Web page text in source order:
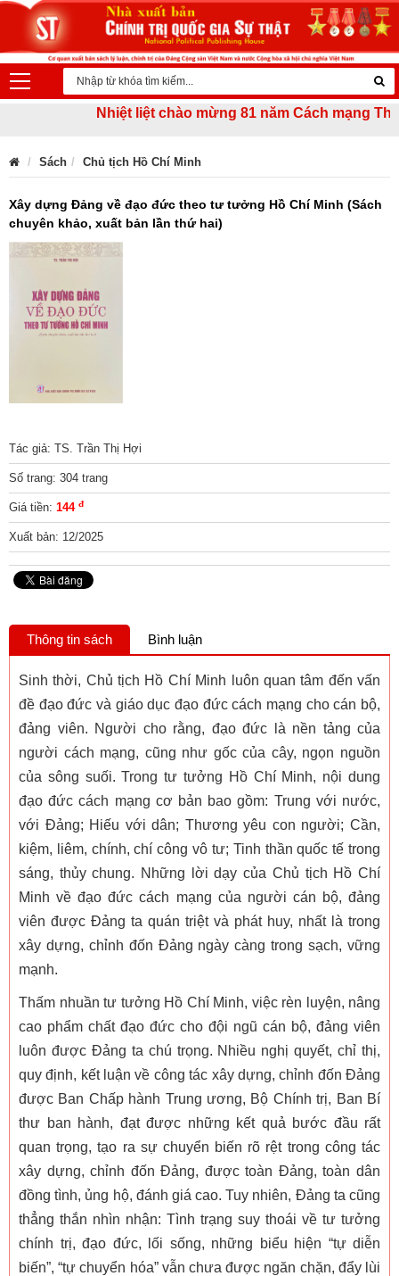
Nhiệt liệt chào mừng 81 năm Cách mạng
Sách Chủ tịch Hồ Chí Minh
Xây dựng Đảng về đạo đức theo tư tưởng Hồ Chí Minh (Sách
chuyên khảo, xuất bản lần thứ hai)
Tác giả: TS. Trần Thị Hợi
Số trang: 304 trang
Giá tiền: 144 đ
Xuất bản: 12/2025
Thông tin sách Bình luận
Sinh thời, Chủ tịch Hồ Chí Minh luôn quan tâm đến vấn
đề đạo đức và giáo dục đạo đức cách mạng cho cán bộ,
đảng viên. Người cho rằng, đạo đức là nền tảng của
người cách mạng, cũng như gốc của cây, ngọn nguồn
của sông suối. Trong tư tưởng Hồ Chí Minh, nội dung
đạo đức cách mạng cơ bản bao gồm: Trung với nước,
với Đảng; Hiếu với dân; Thương yêu con người; Cần,
kiệm, liêm, chính, chí công vô tư; Tinh thần quốc tế trong
sáng, thủy chung. Những lời dạy của Chủ tịch Hồ Chí
Minh về đạo đức cách mạng của người cán bộ, đảng
viên được Đảng ta quán triệt và phát huy, nhất là trong
xây dựng, chỉnh đốn Đảng ngày càng trong sạch, vững
mạnh.
Thấm nhuần tư tưởng Hồ Chí Minh, việc rèn luyện, nâng
cao phẩm chất đạo đức cho đội ngũ cán bộ, đảng viên
luôn được Đảng ta chú trọng. Nhiều nghị quyết, chỉ thị,
quy định, kết luận về công tác xây dựng, chỉnh đốn Đảng
được Ban Chấp hành Trung ương, Bộ Chính trị, Ban Bí
thư ban hành, đạt được những kết quả bước đầu rất
quan trọng, tạo ra sự chuyển biến rõ rệt trong công tác
xây dựng, chỉnh đốn Đảng, được toàn Đảng, toàn dân
đồng tình, ủng hộ, đánh giá cao. Tuy nhiên, Đảng ta cũng
thẳng thắn nhìn nhận: Tình trạng suy thoái về tư tưởng
chính trị, đạo đức, lối sống, những biểu hiện “tự diễn
biến”, “tự chuyển hóa” vẫn chưa được ngăn chặn, đẩy lùi